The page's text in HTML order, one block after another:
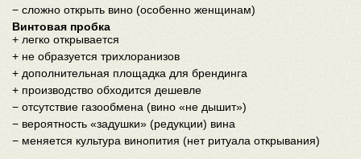
− сложно открыть вино (особенно женщинам)
Винтовая пробка
+ легко открывается
+ не образуется трихлоранизов
+ дополнительная площадка для брендинга
+ производство обходится дешевле
− отсутствие газообмена (вино «не дышит»)
− вероятность «задушки» (редукции) вина
− меняется культура винопития (нет ритуала открывания)